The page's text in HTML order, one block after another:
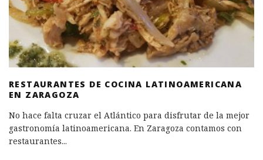
RESTAURANTES DE COCINA LATINOAMERICANA
EN ZARAGOZA
No hace falta cruzar el Atlántico para disfrutar de la mejor
gastronomía latinoamericana. En Zaragoza contamos con
restaurantes...